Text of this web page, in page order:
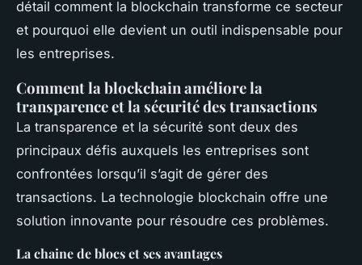
détail comment la blockchain transforme ce secteur
et pourquoi elle devient un outil indispensable pour
les entreprises.
Comment la blockchain améliore la
transparence et la sécurité des transactions
La transparence et la sécurité sont deux des
principaux défis auxquels les entreprises sont
confrontées lorsqu’il s’agit de gérer des
transactions. La technologie blockchain offre une
solution innovante pour résoudre ces problèmes.
La chaine de blocs et ses avantages